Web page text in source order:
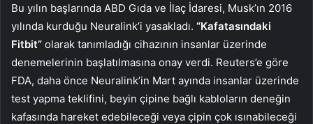
Bu yılın başlarında ABD Gıda ve İlaç İdaresi, Musk’ın 2016
yılında kurduğu Neuralink’i yasakladı. “Kafatasındaki
Fitbit” olarak tanımladığı cihazının insanlar üzerinde
denemelerinin başlatılmasına onay verdi. Reuters’e göre
FDA, daha önce Neuralink’in Mart ayında insanlar üzerinde
test yapma teklifini, beyin çipine bağlı kabloların deneğin
kafasında hareket edebileceği veya çipin çok ısınabileceği